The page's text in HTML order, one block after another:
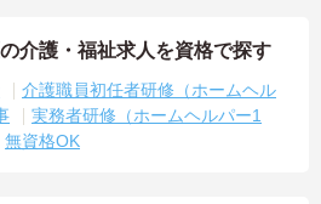
介護・福祉求人を資格で探す
介護職員初任者研修（ホームヘル
実務者研修（ホームヘルパー1
無資格OK